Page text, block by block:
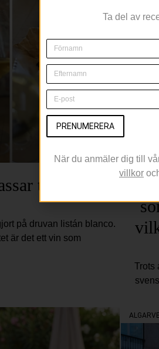
till grillad
på druvan listán blanco.
är det ett vin som
ALGARVE
Ta del av
PRENUMERERA
När du anmäler dig till
villkor